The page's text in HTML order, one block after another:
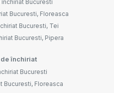
Bucuresti
Bucuresti, Floreasca
Bucuresti, Tei
Bucuresti, Pipera
închiriat
Bucuresti
Bucuresti, Floreasca